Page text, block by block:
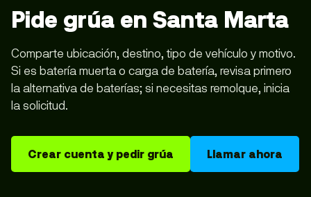
Pide grúa en Santa Marta
Comparte ubicación, destino, tipo de vehículo y motivo.
Si es batería muerta o carga de batería, revisa primero
la alternativa de baterías; si necesitas remolque, inicia
la solicitud.
Crear cuenta y pedir grúa Llamar ahora